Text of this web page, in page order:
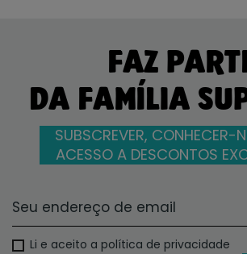
FAZ
DA FAMÍLIA
SUBSCREVER, CONHECER-
ACESSO A DESCONTOS
Li e aceito a política de privacidade